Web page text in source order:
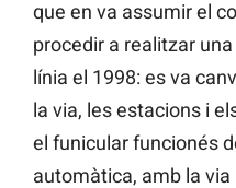
que en va assumir el
procedir a realitzar
línia el 1998: es va
la via, les estacions i
el funicular funcionés
automàtica, amb la